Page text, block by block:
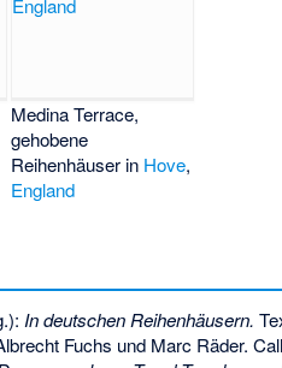
Medina Terrace,
gehobene
Reihenhäuser in Hove,
England
In deutschen Reihenhäusern.
Fuchs und Marc Räder.